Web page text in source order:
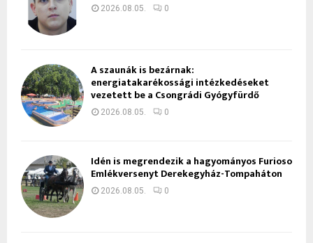
2026.08.05. 0
A szaunák is bezárnak:
energiatakarékossági intézkedéseket
vezetett be a Csongrádi Gyógyfürdő
2026.08.05. 0
Idén is megrendezik a hagyományos Furioso
Emlékversenyt Derekegyház-Tompaháton
2026.08.05. 0